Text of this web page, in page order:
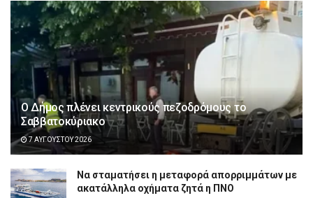
Ο Δήμος πλένει κεντρικούς πεζοδρόμους το
Σαββατοκύριακο
7 ΑΥΓΟΎΣΤΟΥ 2026
Να σταματήσει η μεταφορά απορριμμάτων με
ακατάλληλα οχήματα ζητά η ΠΝΟ